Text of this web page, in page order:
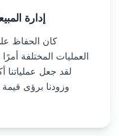
إدارة
كان الحفاظ
العمليات المختلفة
وزودنا برؤى قيمة